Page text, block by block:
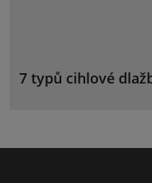
7 typů cihlové